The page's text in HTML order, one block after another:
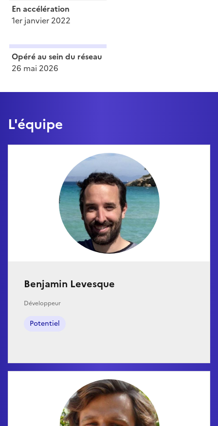
En accélération
1er janvier 2022
Opéré au sein du réseau
26 mai 2026
L'équipe
Benjamin Levesque
Développeur
Potentiel